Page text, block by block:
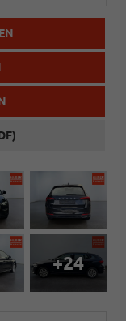
+24